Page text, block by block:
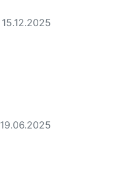
15.12.2025
19.06.2025